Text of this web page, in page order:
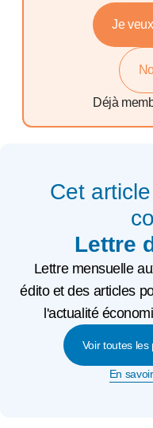
Je
Déjà
Cet
Lettre
Lettre mensuelle
édito et des articles
l'actualité
Voir toutes
En